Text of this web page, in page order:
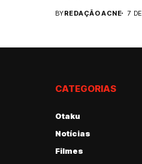
BYREDAÇÃO ACNE 7
CATEGORIAS
Otaku
Notícias
Filmes